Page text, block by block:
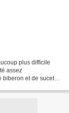
plus difficile
assez
et de sucette